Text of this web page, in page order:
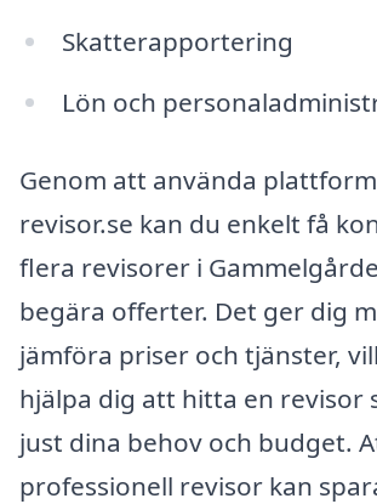
Skatterapportering
Lön och
Genom att använda
revisor.se kan du enkelt få
flera revisorer i
begära offerter. Det ger dig
jämföra priser och tjänster,
hjälpa dig att hitta en revisor
just dina behov och budget.
professionell revisor kan